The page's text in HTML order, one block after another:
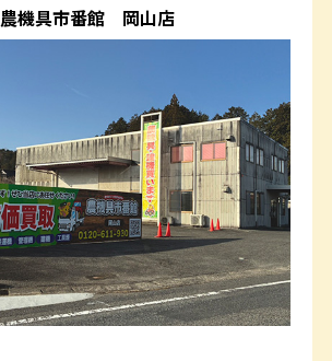
農機具市番館 岡山店